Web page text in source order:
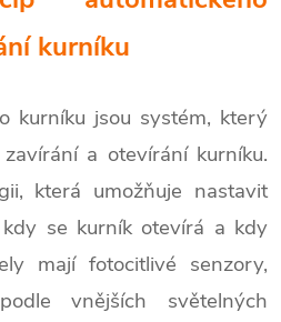
kurníku
kurníku jsou systém, který
a otevírání kurníku.
která umožňuje nastavit
se kurník otevírá a kdy
mají fotocitlivé senzory,
vnějších světelných